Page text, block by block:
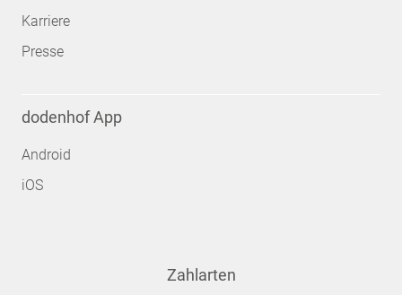
Karriere
Presse
dodenhof App
Android
iOS
Zahlarten